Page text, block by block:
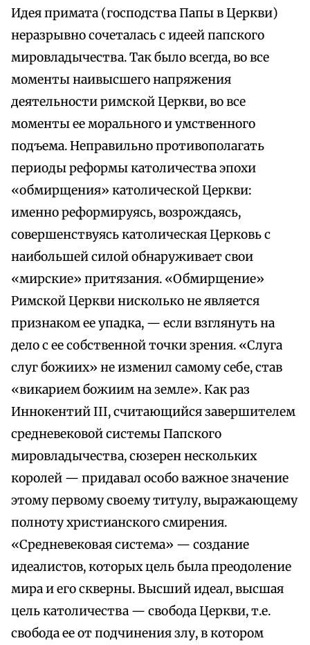
Идея примата (господства Папы в Церкви)
неразрывно сочеталась с идеей папского
мировладычества. Так было всегда, во все
моменты наивысшего напряжения
деятельности римской Церкви, во все
моменты ее морального и умственного
подъема. Неправильно противополагать
периоды реформы католичества эпохи
«обмирщения» католической Церкви:
именно реформируясь, возрождаясь,
совершенствуясь католическая Церковь с
наибольшей силой обнаруживает свои
«мирские» притязания. «Обмирщение»
Римской Церкви нисколько не является
признаком ее упадка, — если взглянуть на
дело с ее собственной точки зрения. «Слуга
слуг божиих» не изменил самому себе, став
«викарием божиим на земле». Как раз
Иннокентий III, считающийся завершителем
средневековой системы Папского
мировладычества, сюзерен нескольких
королей — придавал особо важное значение
этому первому своему титулу, выражающему
полноту христианского смирения.
«Средневековая система» — создание
идеалистов, которых цель была преодоление
мира и его скверны. Высший идеал, высшая
цель католичества — свобода Церкви, т.е.
свобода ее от подчинения злу, в котором